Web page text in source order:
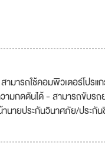
ารถใช้คอมพิวเตอร์โปรแ
ามกดดันได้ - สามารถขับร
ายประกันวินาศภัย/ประกั